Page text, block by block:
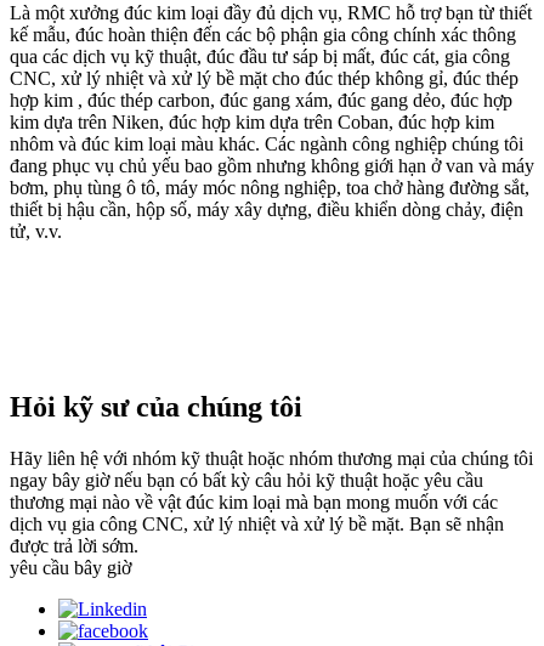
Là một xưởng đúc kim loại đầy đủ dịch vụ, RMC hỗ trợ bạn từ thiết
kế mẫu, đúc hoàn thiện đến các bộ phận gia công chính xác thông
qua các dịch vụ kỹ thuật, đúc đầu tư sáp bị mất, đúc cát, gia công
CNC, xử lý nhiệt và xử lý bề mặt cho đúc thép không gỉ, đúc thép
hợp kim , đúc thép carbon, đúc gang xám, đúc gang dẻo, đúc hợp
kim dựa trên Niken, đúc hợp kim dựa trên Coban, đúc hợp kim
nhôm và đúc kim loại màu khác. Các ngành công nghiệp chúng tôi
đang phục vụ chủ yếu bao gồm nhưng không giới hạn ở van và máy
bơm, phụ tùng ô tô, máy móc nông nghiệp, toa chở hàng đường sắt,
thiết bị hậu cần, hộp số, máy xây dựng, điều khiển dòng chảy, điện
tử, v.v.
Hỏi kỹ sư của chúng tôi
Hãy liên hệ với nhóm kỹ thuật hoặc nhóm thương mại của chúng tôi
ngay bây giờ nếu bạn có bất kỳ câu hỏi kỹ thuật hoặc yêu cầu
thương mại nào về vật đúc kim loại mà bạn mong muốn với các
dịch vụ gia công CNC, xử lý nhiệt và xử lý bề mặt. Bạn sẽ nhận
được trả lời sớm.
yêu cầu bây giờ